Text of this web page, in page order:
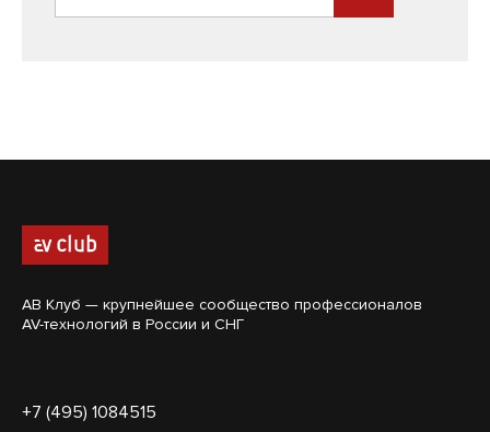
АВ Клуб — крупнейшее сообщество профессионалов
AV-технологий в России и СНГ
+7 (495) 1084515